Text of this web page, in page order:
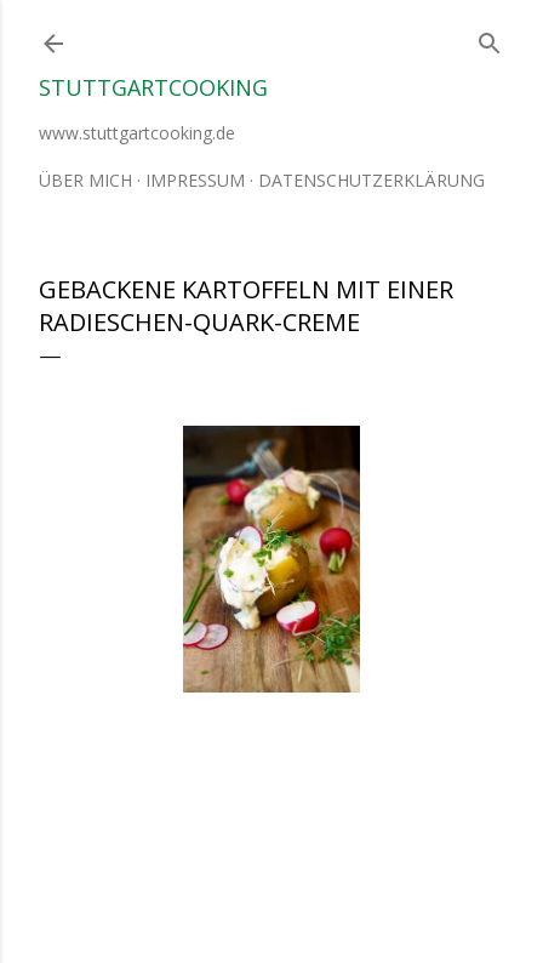
STUTTGARTCOOKING
www.stuttgartcooking.de
ÜBER MICH IMPRESSUM DATENSCHUTZERKLÄRUNG
GEBACKENE KARTOFFELN MIT EINER
RADIESCHEN-QUARK-CREME